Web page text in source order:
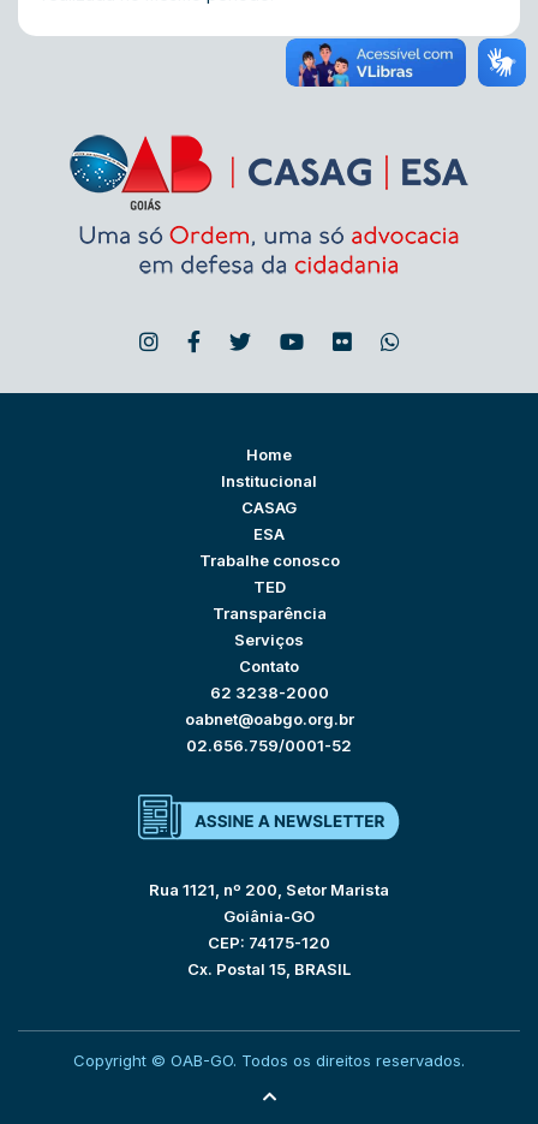
Home
Institucional
CASAG
ESA
Trabalhe conosco
TED
Transparência
Serviços
Contato
62 3238-2000
oabnet@oabgo.org.br
02.656.759/0001-52
Rua 1121, nº 200, Setor Marista
Goiânia-GO
CEP: 74175-120
Cx. Postal 15, BRASIL
Copyright © OAB-GO. Todos os direitos reservados.